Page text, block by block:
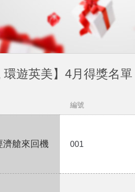
遊英美】4月得獎名單
編號
濟艙來回機
001